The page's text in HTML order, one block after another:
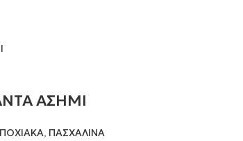
ΑΣΗΜΙ
, ΠΑΣΧΑΛΙΝΑ